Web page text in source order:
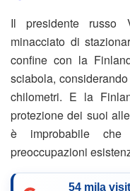
Il presidente russo
minacciato di
confine con la
sciabola,
chilometri. E la
protezione dei suoi
è improbabile
preoccupazioni
54 mila